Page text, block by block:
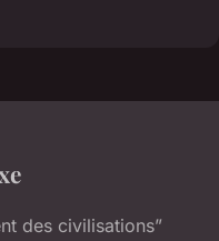
des civilisations”